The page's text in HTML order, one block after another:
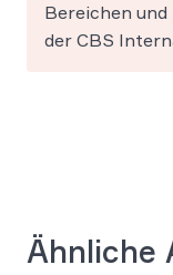
Bereichen
der CBS
Ähnliche